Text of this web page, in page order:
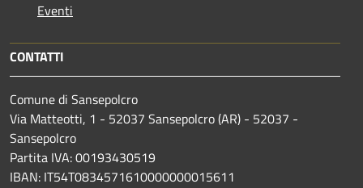
Eventi
CONTATTI
Comune di Sansepolcro
Via Matteotti, 1 - 52037 Sansepolcro (AR) - 52037 -
Sansepolcro
Partita IVA: 00193430519
IBAN: IT54T0834571610000000015611